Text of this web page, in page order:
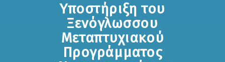
Υποστήριξη του
Ξενόγλωσσου
Μεταπτυχιακού
Προγράμματος